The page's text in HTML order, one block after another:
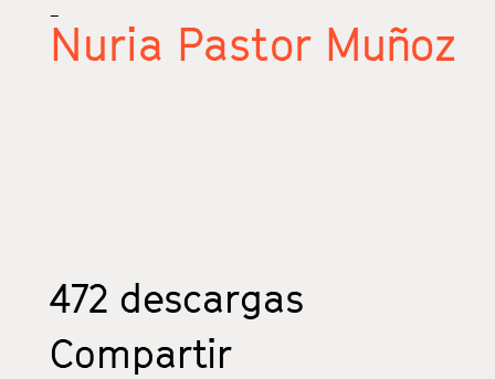
_
Nuria Pastor Muñoz
472 descargas
Compartir